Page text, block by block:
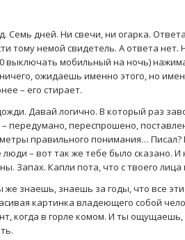
Семь дней. Ни свечи, ни огарка.
тому немой свидетель. А ответа
выключать мобильный на ночь)
ожидаешь именно этого, но
– его стирает.
Давай логично. В который раз
– передумано, переспрошено,
правильного понимания…
люди – вот так же тебе было сказано.
Запах. Капли пота, что с твоего
же знаешь, знаешь за годы, что все
картинка владеющего собой
когда в горле комом. И ты